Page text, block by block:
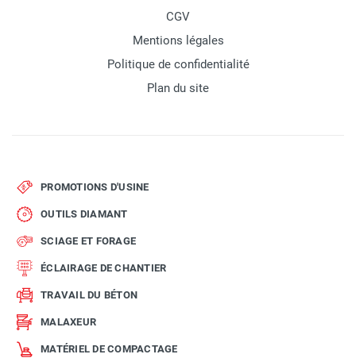
CGV
Mentions légales
Politique de confidentialité
Plan du site
PROMOTIONS D'USINE
OUTILS DIAMANT
SCIAGE ET FORAGE
ÉCLAIRAGE DE CHANTIER
TRAVAIL DU BÉTON
MALAXEUR
MATÉRIEL DE COMPACTAGE